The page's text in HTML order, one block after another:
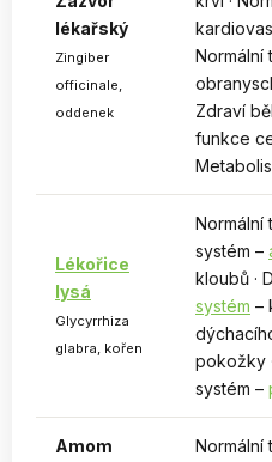
lékařský
Zingiber
officinale,
oddenek
Normální
Zdraví
funkce
Lékořice
lysá
Glycyrrhiza
glabra, kořen
Normální
systém –
kloubů ·
systém –
pokožky
systém –
Amom
Normální